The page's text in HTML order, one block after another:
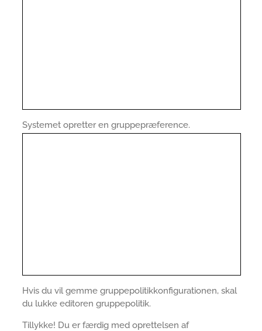
Systemet opretter en gruppepræference.
Hvis du vil gemme gruppepolitikkonfigurationen, skal
du lukke editoren gruppepolitik.
Tillykke! Du er færdig med oprettelsen af